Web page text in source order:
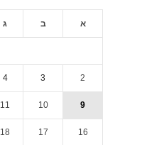
א ב ג
2
3
4
9
10
11
16
17
18